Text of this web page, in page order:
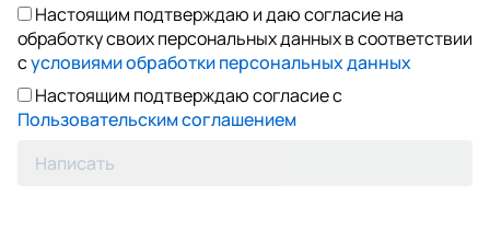
Настоящим подтверждаю и даю согласие на
обработку своих персональных данных в соответствии
сусловиями обработки персональных данных
Настоящим подтверждаю согласие с
Пользовательским соглашением
Написать